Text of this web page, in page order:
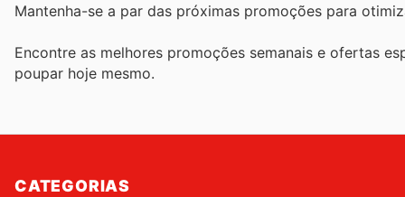
Mantenha-se a par das próximas promoções para
Encontre as melhores promoções semanais e ofertas
poupar hoje mesmo.
CATEGORIAS